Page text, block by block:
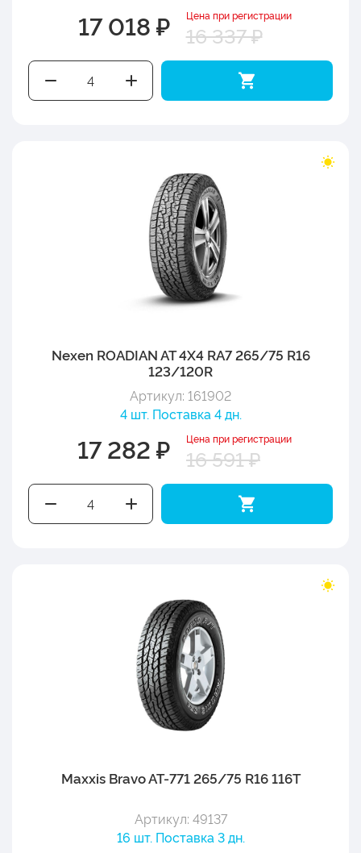
17 018 ₽ Цена при регистрации
16 337 ₽
Nexen ROADIAN AT 4X4 RA7 265/75 R16
123/120R
Артикул: 161902
4 шт. Поставка 4 дн.
17 282 ₽ Цена при регистрации
16 591 ₽
Maxxis Bravo AT-771 265/75 R16 116T
Артикул: 49137
16 шт. Поставка 3 дн.